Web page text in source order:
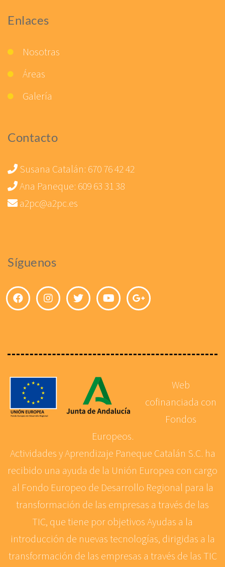
Enlaces
Nosotras
Áreas
Galería
Contacto
Susana Catalán: 670 76 42 42
Ana Paneque: 609 63 31 38
a2pc@a2pc.es
Síguenos
Web
cofinanciada con
Fondos
Europeos.
Actividades y Aprendizaje Paneque Catalán S.C. ha
recibido una ayuda de la Unión Europea con cargo
al Fondo Europeo de Desarrollo Regional para la
transformación de las empresas a través de las
TIC, que tiene por objetivos Ayudas a la
introducción de nuevas tecnologías, dirigidas a la
transformación de las empresas a través de las TIC